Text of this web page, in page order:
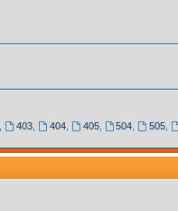
403, 404, 405, 504 505